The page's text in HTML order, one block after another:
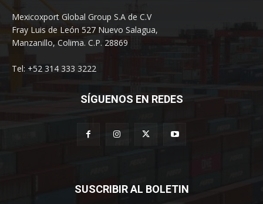
Mexicoxport Global Group S.A de C.V
Fray Luis de León 527 Nuevo Salagua,
Manzanillo, Colima. C.P. 28869
Tel: +52 314 333 3222
SÍGUENOS EN REDES
SUSCRIBIR AL BOLETIN